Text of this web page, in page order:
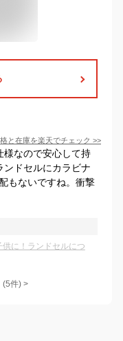
と在庫を楽天でチェック >>
様なので安心して持
ンドセルにカラビナ
もないですね。衝撃
に！ランドセルにつ
(5件) >